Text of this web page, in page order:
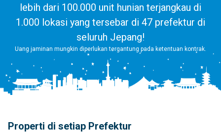
lebih dari 100.000 unit hunian terjangkau di
1.000 lokasi yang tersebar di 47 prefektur di
seluruh Jepang!
Uang jaminan mungkin diperlukan tergantung pada ketentuan kontrak.
Properti di setiap Prefektur